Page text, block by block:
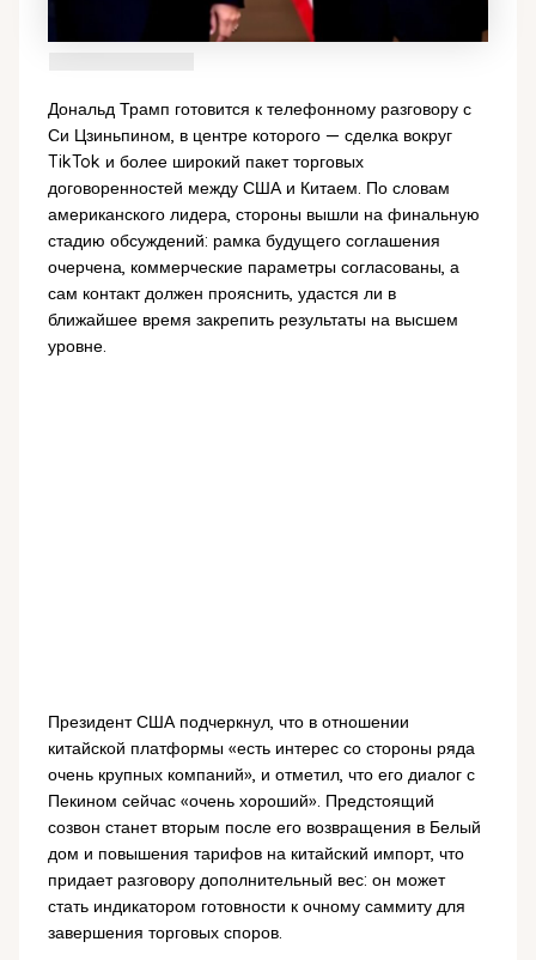
Дональд Трамп готовится к телефонному разговору с
Си Цзиньпином, в центре которого — сделка вокруг
TikTok и более широкий пакет торговых
договоренностей между США и Китаем. По словам
американского лидера, стороны вышли на финальную
стадию обсуждений: рамка будущего соглашения
очерчена, коммерческие параметры согласованы, а
сам контакт должен прояснить, удастся ли в
ближайшее время закрепить результаты на высшем
уровне.
Президент США подчеркнул, что в отношении
китайской платформы «есть интерес со стороны ряда
очень крупных компаний», и отметил, что его диалог с
Пекином сейчас «очень хороший». Предстоящий
созвон станет вторым после его возвращения в Белый
дом и повышения тарифов на китайский импорт, что
придает разговору дополнительный вес: он может
стать индикатором готовности к очному саммиту для
завершения торговых споров.